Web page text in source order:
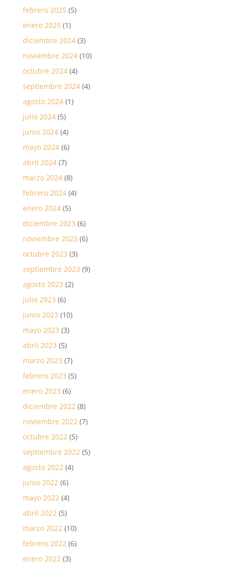
febrero 2025(5)
enero 2025(1)
diciembre 2024(3)
noviembre 2024(10)
octubre 2024(4)
septiembre 2024(4)
agosto 2024(1)
julio 2024(5)
junio 2024(4)
mayo 2024(6)
abril 2024(7)
marzo 2024(8)
febrero 2024(4)
enero 2024(5)
diciembre 2023 (6)
noviembre 2023 (6)
octubre 2023 (3)
septiembre 2023 (9)
agosto 2023 (2)
julio 2023 (6)
junio 2023 (10)
mayo 2023 (3)
abril 2023 (5)
marzo 2023 (7)
febrero 2023 (5)
enero 2023 (6)
diciembre 2022(8)
noviembre 2022(7)
octubre 2022(5)
septiembre 2022(5)
agosto 2022(4)
junio 2022(6)
mayo 2022(4)
abril 2022(5)
marzo 2022(10)
febrero 2022(6)
enero 2022(3)